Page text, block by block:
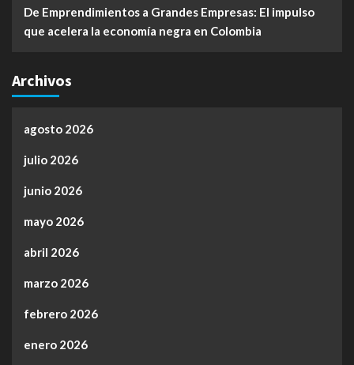
De Emprendimientos a Grandes Empresas: El impulso
que acelera la economía negra en Colombia
Archivos
agosto 2026
julio 2026
junio 2026
mayo 2026
abril 2026
marzo 2026
febrero 2026
enero 2026